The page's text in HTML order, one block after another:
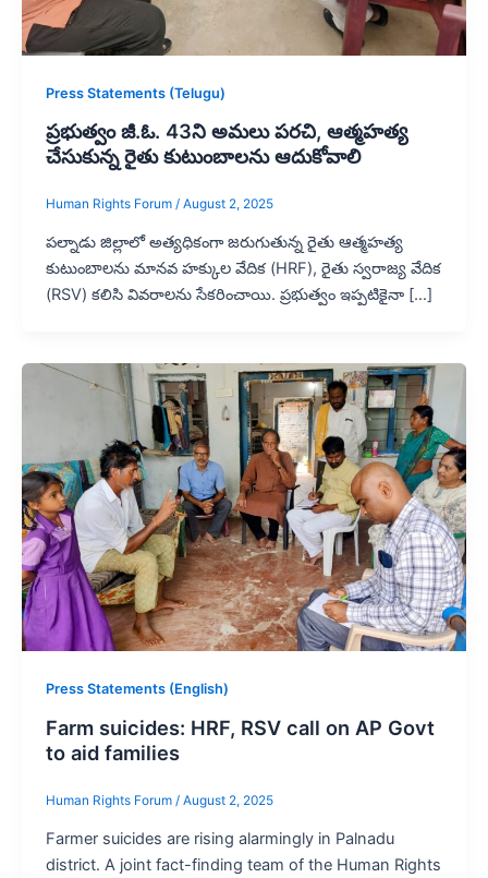
Press Statements (Telugu)
ప్రభుత్వం జీ.ఓ. 43ని అమలు పరచి, ఆత్మహత్య
చేసుకున్న రైతు కుటుంబాలను ఆదుకోవాలి
Human Rights Forum / August 2, 2025
పల్నాడు జిల్లాలో అత్యధికంగా జరుగుతున్న రైతు ఆత్మహత్య
కుటుంబాలను మానవ హక్కుల వేదిక (HRF), రైతు స్వరాజ్య వేదిక
(RSV) కలిసి వివరాలను సేకరించాయి. ప్రభుత్వం ఇప్పటికైనా […]
Press Statements (English)
Farm suicides: HRF, RSV call on AP Govt
to aid families
Human Rights Forum / August 2, 2025
Farmer suicides are rising alarmingly in Palnadu
district. A joint fact-finding team of the Human Rights